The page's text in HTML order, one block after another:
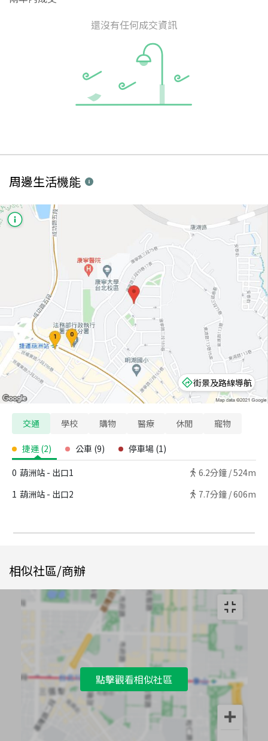
還沒有任何成交資訊
周邊生活機能
街景及路線導航
交通 學校 購物 醫療 休閒 寵物
捷運 (2) 公車 (9) 停車場 (1)
0 葫洲站 - 出口1 6.2分鐘 /524m
1 葫洲站 - 出口2 7.7分鐘 /606m
相似社區/商辦
點擊觀看相似社區